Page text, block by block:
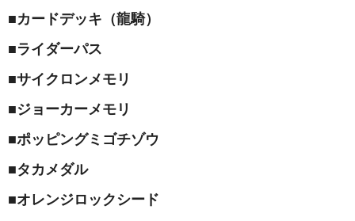
■カードデッキ（龍騎）
■ライダーパス
■サイクロンメモリ
■ジョーカーメモリ
■ポッピングミゴチゾウ
■タカメダル
■オレンジロックシード